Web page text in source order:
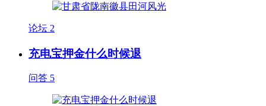
论坛 2
充电宝押金什么时候退
问答 5